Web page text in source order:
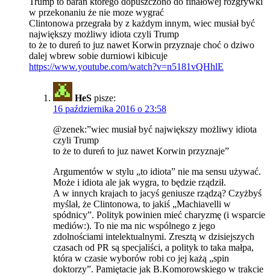
w przekonaniu że nie moze wygrać
Clintonowa przegrała by z każdym innym, wiec musiał być
największy możliwy idiota czyli Trump
to że to dureń to juz nawet Korwin przyznaje choć o dziwo
dalej wbrew sobie durniowi kibicuje
https://www.youtube.com/watch?v=n5181vQHhlE
HeS pisze:
16 października 2016 o 23:58
@zenek:”wiec musiał być największy możliwy idiota
czyli Trump
to że to dureń to juz nawet Korwin przyznaje”
Argumentów w stylu „to idiota” nie ma sensu używać.
Może i idiota ale jak wygra, to będzie rządził.
A w innych krajach to jacyś geniusze rządzą? Czyżbyś
myślał, że Clintonowa, to jakiś „Machiavelli w
spódnicy”. Polityk powinien mieć charyzmę (i wsparcie
mediów:). To nie ma nic wspólnego z jego
zdolnościami intelektualnymi. Zresztą w dzisiejszych
czasach od PR są specjaliści, a polityk to taka małpa,
która w czasie wyborów robi co jej każą „spin
doktorzy”. Pamiętacie jak B.Komorowskiego w trakcie